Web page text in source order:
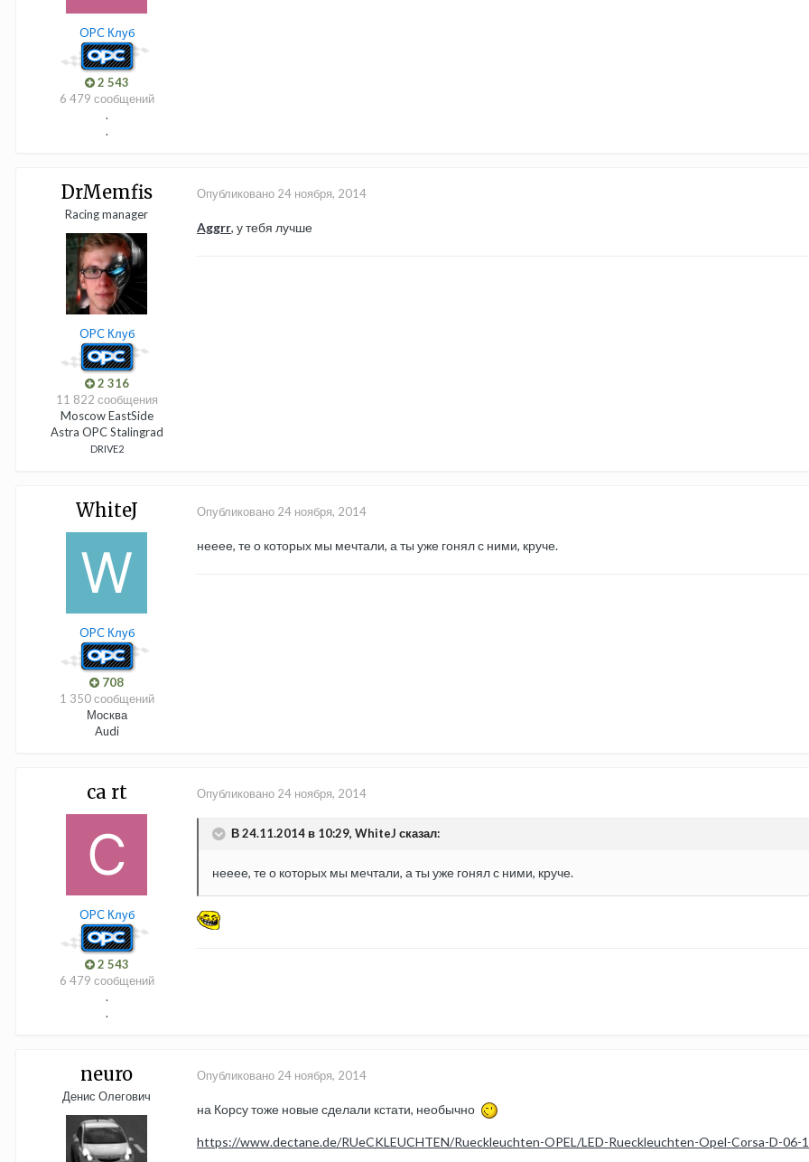
OPC Клуб
2 543
6 479 сообщений
.
.
DrMemfis
Racing manager
OPC Клуб
2 316
11 822 сообщения
Moscow EastSide
Astra OPC Stalingrad
DRIVE2
Опубликовано 24 ноября, 2014
Aggrr, у тебя лучше
WhiteJ
OPC Клуб
708
1 350 сообщений
Москва
Audi
Опубликовано 24 ноября, 2014
нееее, те о которых мы мечтали, а ты уже гонял с ними, круче.
ca rt
OPC Клуб
2 543
6 479 сообщений
.
.
Опубликовано 24 ноября, 2014
В 24.11.2014 в 10:29, WhiteJ сказал:
нееее, те о которых мы мечтали, а ты уже гонял с ними, круче.
neuro
Денис Олегович
Опубликовано 24 ноября, 2014
на Корсу тоже новые сделали кстати, необычно
https://www.dectane.de/RUeCKLEUCHTEN/Rueckleuchten-OPEL/LED-Rueckleuchten-Opel-Corsa-D-06-